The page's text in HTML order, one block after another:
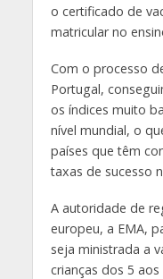
o certificado de
matricular no
Com o processo
Portugal,
os índices muito
nível mundial, o
países que têm
taxas de sucesso
A autoridade de
europeu, a EMA,
seja ministrada a
crianças dos 5